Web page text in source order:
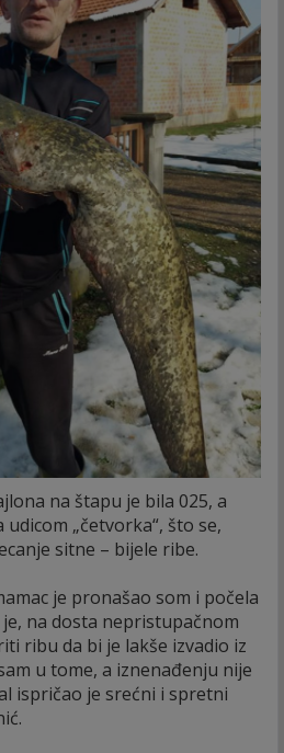
na štapu je bila 025, a
udicom „četvorka“, što se,
sitne – bijele ribe.
je pronašao som i počela
na dosta nepristupačnom
ribu da bi je lakše izvadio iz
u tome, a iznenađenju nije
ispričao je srećni i spretni